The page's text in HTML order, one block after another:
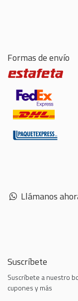
Formas de envío
Llámanos
Suscríbete
Suscríbete a nuestro
cupones y más